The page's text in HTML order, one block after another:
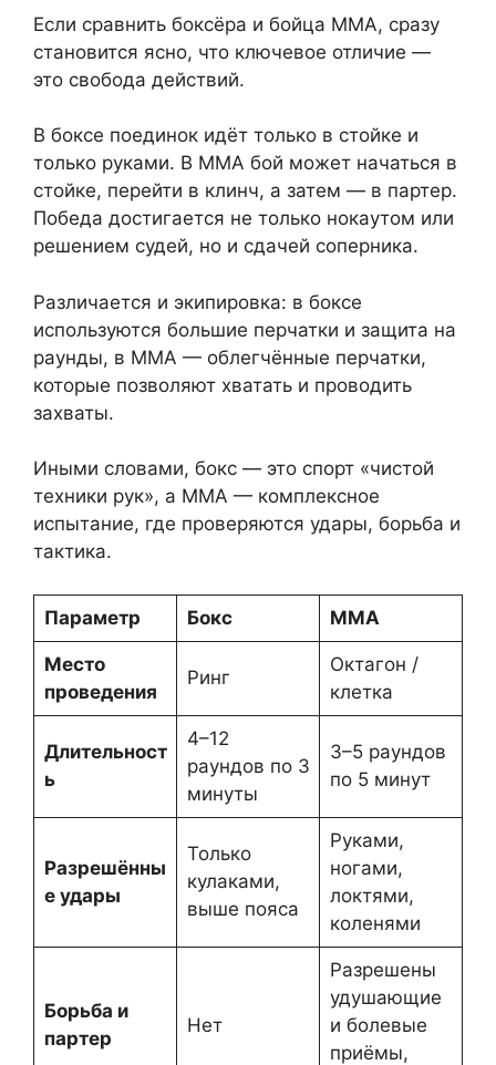
Если сравнить боксёра и бойца ММА, сразу
становится ясно, что ключевое отличие —
это свобода действий.
В боксе поединок идёт только в стойке и
только руками. В ММА бой может начаться в
стойке, перейти в клинч, а затем — в партер.
Победа достигается не только нокаутом или
решением судей, но и сдачей соперника.
Различается и экипировка: в боксе
используются большие перчатки и защита на
раунды, в ММА — облегчённые перчатки,
которые позволяют хватать и проводить
захваты.
Иными словами, бокс — это спорт «чистой
техники рук», а ММА — комплексное
испытание, где проверяются удары, борьба и
тактика.
Параметр Бокс ММА
Место
проведения
Ринг
Октагон /
клетка
Длительност
ь
4–12
раундов по 3
минуты
3–5 раундов
по 5 минут
Разрешённы
е удары
Только
кулаками,
выше пояса
Руками,
ногами,
локтями,
коленями
Борьба и
партер
Нет
Разрешены
удушающие
и болевые
приёмы,